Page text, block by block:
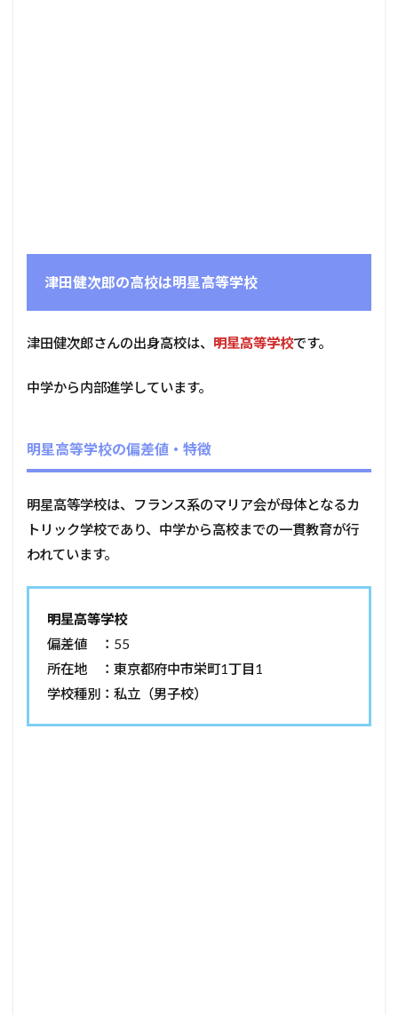
津田健次郎の高校は明星高等学校
津田健次郎さんの出身高校は、 明星高等学校です。
中学から内部進学しています。
明星高等学校の偏差値・特徴
明星高等学校は、フランス系のマリア会が母体となるカ
トリック学校であり、中学から高校までの一貫教育が行
われています。
明星高等学校
偏差値 ：55
所在地 ：東京都府中市栄町1丁目1
学校種別：私立（男子校）